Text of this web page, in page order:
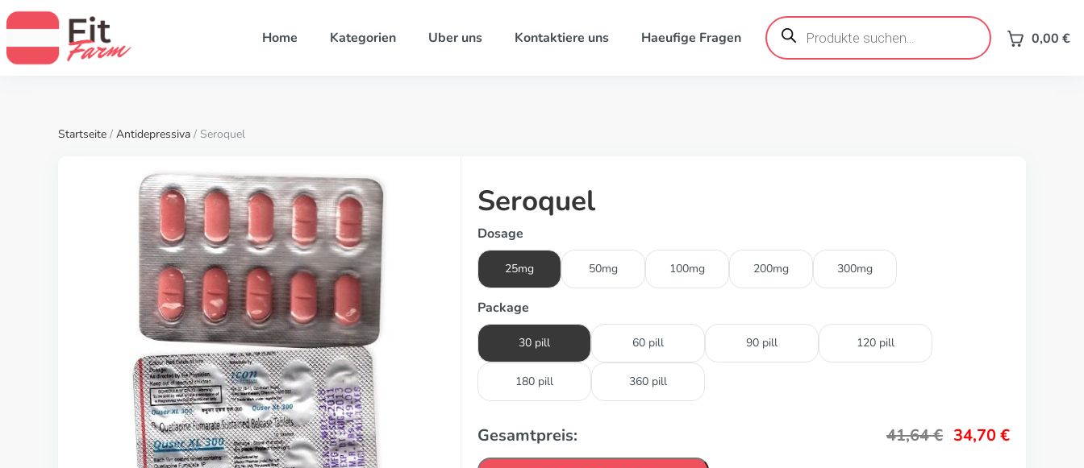
Home Kategorien Uber uns Kontaktiere uns Haeufige Fragen
Products
search 0,00 €
Startseite / Antidepressiva / Seroquel
Seroquel
Dosage
25mg 50mg 100mg 200mg 300mg
Package
30 pill 60 pill 90 pill 120 pill
180 pill 360 pill
Gesamtpreis: 41,64€ 34,70€